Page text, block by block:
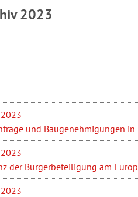
2023
und Baugenehmigungen in
der Bürgerbeteiligung am